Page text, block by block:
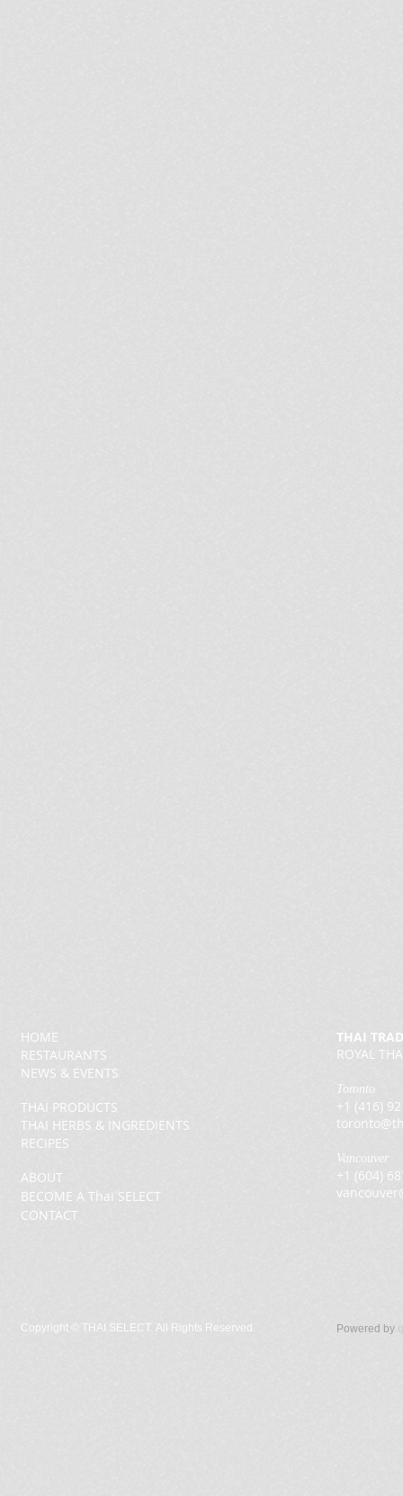
THAI PRODUCTS
THAI HERBS & INGREDIENTS
RECIPES
HOME
RESTAURANTS
NEWS & EVENTS
ABOUT
BECOME A Thai SELECT
CONTACT
THAI
ROYAL
Toronto
+1 (416)
Vancouver
+1 (604)
Copyright © THAI SELECT. All Rights Reserved. Powered by